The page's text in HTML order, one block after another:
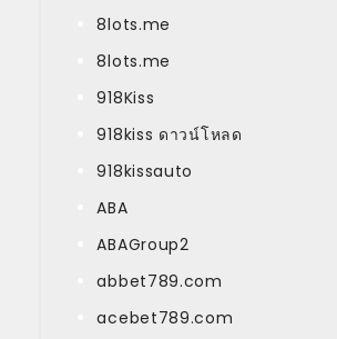
8lots.me
8lots.me
918Kiss
918kiss ดาวน์โหลด
918kissauto
ABA
ABAGroup2
abbet789.com
acebet789.com